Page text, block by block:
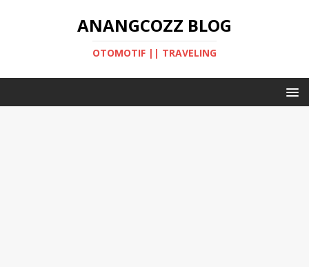
ANANGCOZZ BLOG
OTOMOTIF || TRAVELING